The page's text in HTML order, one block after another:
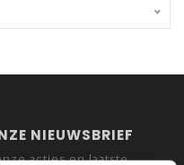
NIEUWSBRIEF
acties en laatste